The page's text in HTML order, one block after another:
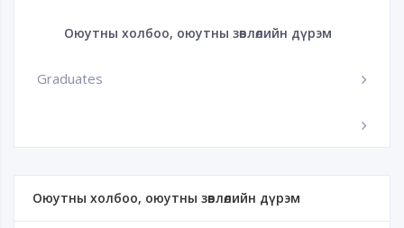
Оюутны холбоо, оюутны зөвлөлийн дүрэм
Graduates
Оюутны холбоо, оюутны зөвлөлийн дүрэм